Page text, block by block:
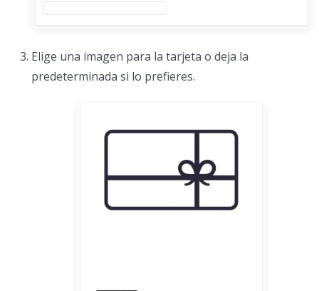
Elige una imagen para la tarjeta o deja la
predeterminada si lo prefieres.